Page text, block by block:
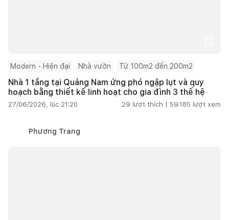
Modern - Hiện đại Nhà vườn Từ 100m2 đến 200m2
Nhà 1 tầng tại Quảng Nam ứng phó ngập lụt và quy
hoạch bằng thiết kế linh hoạt cho gia đình 3 thế hệ
27/06/2026, lúc 21:20 29 lượt thích | 59.185 lượt xem
Phương Trang